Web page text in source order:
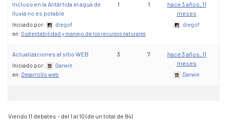
Incluso en la Antártida el agua de
lluvia no es potable
Iniciado por:
diegof
en: Sustentabilidad y manejo de los recursos naturales
1 1
hace 3 años, 11
meses
diegof
Actualizaciones al sitio WEB
Iniciado por:
Darwin
en: Desarrollo web
3 7
hace 3 años, 11
meses
Darwin
Viendo 11 debates - del 1 al 10 (de un total de 94)